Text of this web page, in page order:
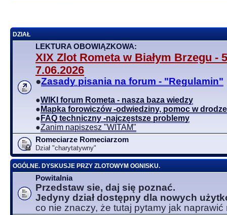
DZIAŁ
LEKTURA OBOWIĄZKOWA:
XIX Zlot Rometa w Białym Brzegu -
7.06.2026
●Zasady pisania na forum - "Regulamin"
●WIKI forum Rometa - nasza baza wiedzy
● Mapka forowiczów -odwiedziny, pomoc w drodze
● FAQ techniczny -najczęstsze problemy
●Zanim napiszesz "WITAM"
Romeciarze Romeciarzom
Dział "charytatywny"
OGÓLNE. DYSKUSJE PRZY ZLOTOWYM OGNISKU.
Powitalnia
Przedstaw sie, daj się poznać.
Jedyny dział dostępny dla nowych
co nie znaczy, że tutaj pytamy jak naprawić